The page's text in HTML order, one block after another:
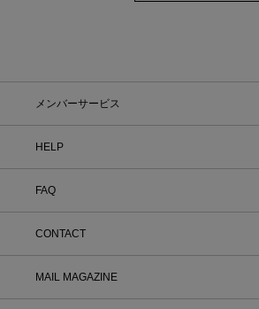
メンバーサービス
HELP
FAQ
CONTACT
MAIL MAGAZINE